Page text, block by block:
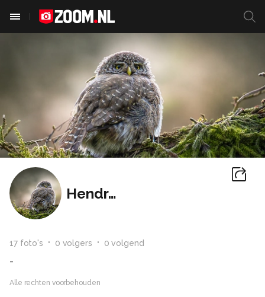
Hendri-ja
17foto's 0 volgers 0 volgend
-
Alle rechten voorbehouden